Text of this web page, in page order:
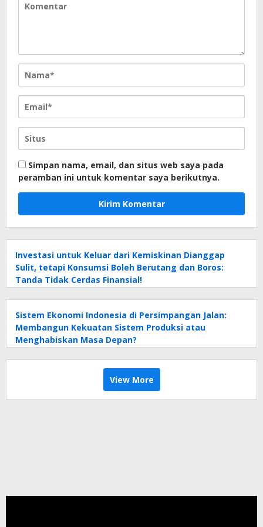
Simpan nama, email, dan situs web saya pada
peramban ini untuk komentar saya berikutnya.
Investasi untuk Keluar dari Kemiskinan Dianggap
Sulit, tetapi Konsumsi Boleh Berutang dan Boros:
Tanda Tidak Cerdas Finansial!
Sistem Ekonomi Indonesia di Persimpangan Jalan:
Membangun Kekuatan Sistem Produksi atau
Menghabiskan Masa Depan?
View More